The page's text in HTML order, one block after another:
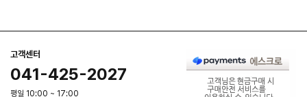
고객센터
041-425-2027
평일 10:00 ~ 17:00